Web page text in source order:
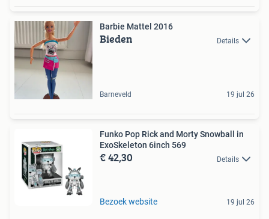
Barbie Mattel 2016
Bieden Details
Barneveld 19 jul 26
Funko Pop Rick and Morty Snowball in
ExoSkeleton 6inch 569
€ 42,30 Details
Bezoek website 19 jul 26